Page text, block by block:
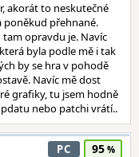
akorát to neskutečné
poněkud přehnané.
tam opravdu je. Navíc
byla podle mě i tak
by se hra v pohodě
Navíc mě dost
grafiky, tu jsem hodně
nebo patchi vrátí..
PC 95